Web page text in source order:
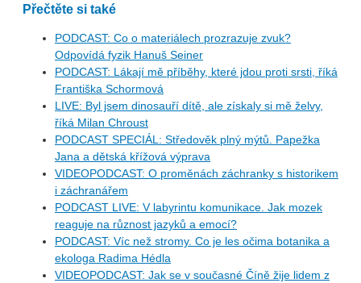
Přečtěte si také
PODCAST: Co o materiálech prozrazuje zvuk?
Odpovídá fyzik Hanuš Seiner
PODCAST: Lákají mě příběhy, které jdou proti srsti, říká
Františka Schormová
LIVE: Byl jsem dinosauří dítě, ale získaly si mě želvy,
říká Milan Chroust
PODCAST SPECIÁL: Středověk plný mýtů. Papežka
Jana a dětská křížová výprava
VIDEOPODCAST: O proměnách záchranky s historikem
i záchranářem
PODCAST LIVE: V labyrintu komunikace. Jak mozek
reaguje na různost jazyků a emocí?
PODCAST: Víc než stromy. Co je les očima botanika a
ekologa Radima Hédla
VIDEOPODCAST: Jak se v současné Číně žije lidem z